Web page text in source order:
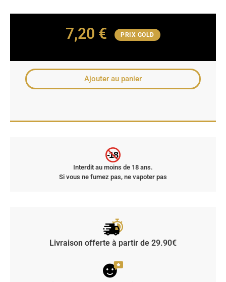
7,20 € PRIX GOLD
Ajouter au panier
-18
Interdit au moins de 18 ans.
Si vous ne fumez pas, ne vapoter pas
Livraison offerte à partir de 29.90€